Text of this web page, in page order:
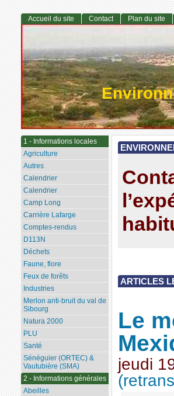
ARTICLES
Le
jeudi
Accueil du site Contact Plan du site
1 - Informations locales
Agriculture
Autres
Calendrier
Calendrier
Camp Long
Carrière Lafarge
Comptes-rendus
D113N
Déchets
Faune, flore
Feux de forêts
Industries
Merlon anti-bruit du val de
Sibourg
Natura 2000
PLU
Santé
Sénéguier (ORTEC) &
Vautubière (SMA)
2 - Informations générales
Abeilles